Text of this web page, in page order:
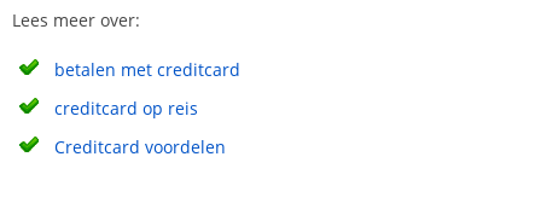
Lees meer over:
betalen met creditcard
creditcard op reis
Creditcard voordelen